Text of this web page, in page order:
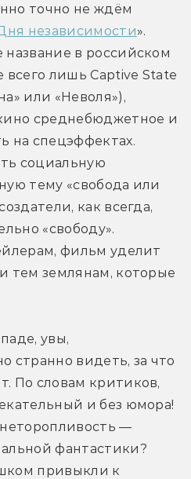
точно не ждём
независимости».
в российском
всего лишь Captive State
или «Неволя»),
среднебюджетное и
на спецэффектах.
социальную
тему «свобода или
как всегда,
«свободу».
фильм уделит
тем землянам, которые
увы,
странно видеть, за что
По словам критиков,
и без юмора!
—
фантастики?
привыкли к